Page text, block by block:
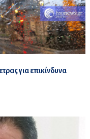
για επικίνδυνα